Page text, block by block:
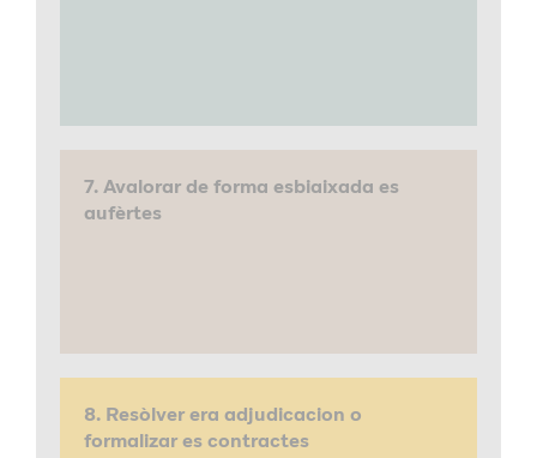
7. Avalorar de forma esbiaixada es
aufèrtes
8. Resòlver era adjudicacion o
formalizar es contractes